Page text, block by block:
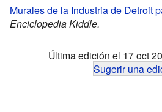
Murales de la Industria de Detroit
Enciclopedia Kiddle.
Última edición el 17 oct
Sugerir una